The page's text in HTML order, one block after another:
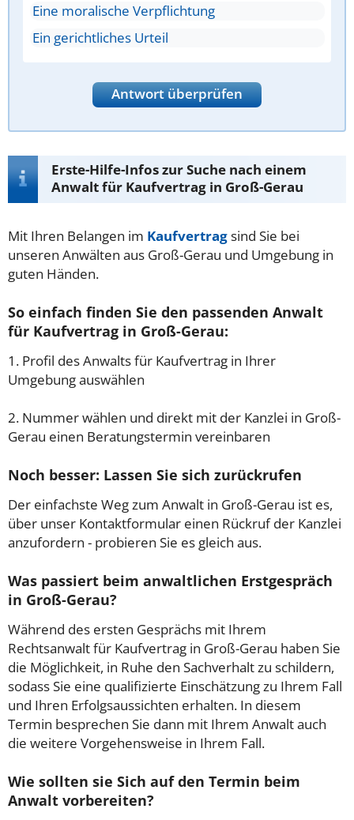
Eine moralische Verpflichtung
Ein gerichtliches Urteil
Antwort überprüfen
Erste-Hilfe-Infos zur Suche nach einem
Anwalt für Kaufvertrag in Groß-Gerau
Mit Ihren Belangen im Kaufvertragsind Sie bei
unseren Anwälten aus Groß-Gerau und Umgebung in
guten Händen.
So einfach finden Sie den passenden Anwalt
für Kaufvertrag in Groß-Gerau:
1. Profil des Anwalts für Kaufvertrag in Ihrer
Umgebung auswählen
2. Nummer wählen und direkt mit der Kanzlei in Groß-
Gerau einen Beratungstermin vereinbaren
Noch besser: Lassen Sie sich zurückrufen
Der einfachste Weg zum Anwalt in Groß-Gerau ist es,
über unser Kontaktformular einen Rückruf der Kanzlei
anzufordern - probieren Sie es gleich aus.
Was passiert beim anwaltlichen Erstgespräch
in Groß-Gerau?
Während des ersten Gesprächs mit Ihrem
Rechtsanwalt für Kaufvertrag in Groß-Gerau haben Sie
die Möglichkeit, in Ruhe den Sachverhalt zu schildern,
sodass Sie eine qualifizierte Einschätzung zu Ihrem Fall
und Ihren Erfolgsaussichten erhalten. In diesem
Termin besprechen Sie dann mit Ihrem Anwalt auch
die weitere Vorgehensweise in Ihrem Fall.
Wie sollten sie Sich auf den Termin beim
Anwalt vorbereiten?